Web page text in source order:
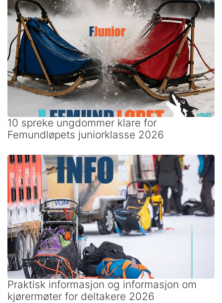
10 spreke ungdommer klare for
Femundløpets juniorklasse 2026
Praktisk informasjon og informasjon om
kjørermøter for deltakere 2026